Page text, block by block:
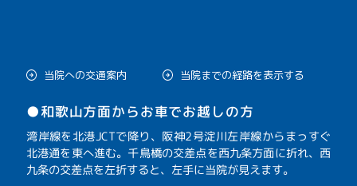
当院への交通案内 当院までの経路を表示する
●和歌山方面からお車でお越しの方
湾岸線を北港JCTで降り、阪神2号淀川左岸線からまっすぐ
北港通を東へ進む。千鳥橋の交差点を西九条方面に折れ、西
九条の交差点を左折すると、左手に当院が見えます。